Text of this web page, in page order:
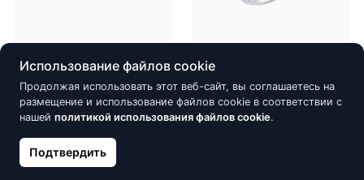
Серебряное цепочка
SOKOLOV
35.00 €
Серебряное кольцо
SOKOLOV с белым
фианитом
55.00 €
Использование файлов cookie
Продолжая использовать этот веб-сайт, вы соглашаетесь на
размещение и использование файлов cookie в соответствии с
нашей политикой использования файлов cookie.
Подтвердить